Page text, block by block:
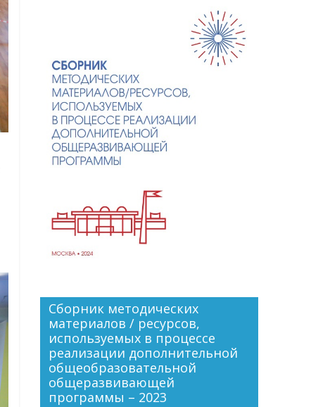
Сборник методических
материалов / ресурсов,
используемых в процессе
реализации дополнительной
общеобразовательной
общеразвивающей
программы – 2023